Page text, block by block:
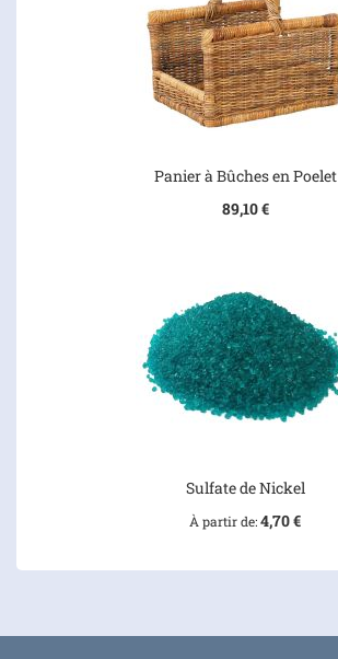
Panier à Bûches en Poelet
89,10 €
Sulfate de Nickel
À partir de 4,70 €